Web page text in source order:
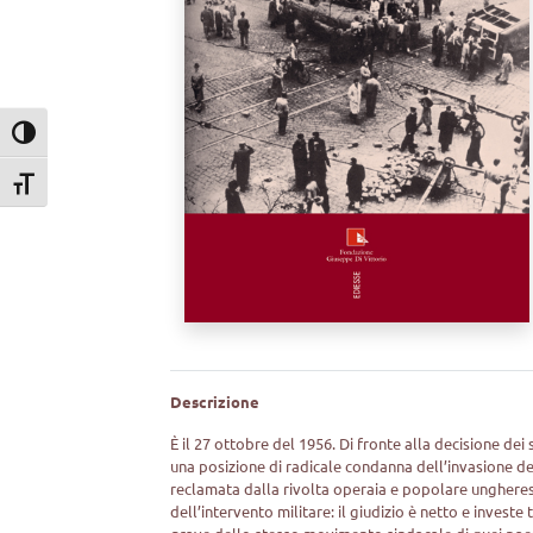
Attiva/disattiva alto contrasto
Attiva/disattiva dimensione testo
Descrizione
È il 27 ottobre del 1956. Di fronte alla decisione
una posizione di radicale condanna dell’invasione
reclamata dalla rivolta operaia e popolare
dell’intervento militare: il giudizio è netto e